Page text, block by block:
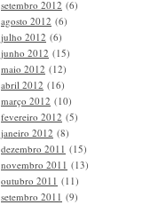
setembro 2012 (6)
agosto 2012 (6)
julho 2012 (6)
junho 2012 (15)
maio 2012 (12)
abril 2012 (16)
março 2012 (10)
fevereiro 2012 (5)
janeiro 2012 (8)
dezembro 2011 (15)
novembro 2011 (13)
outubro 2011 (11)
setembro 2011 (9)